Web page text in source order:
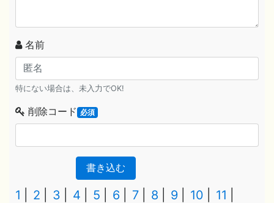
名前
特にない場合は、未入力でOK!
削除コード 必須
書き込む
1 2 3 4 5 6 7 8 9 10
11